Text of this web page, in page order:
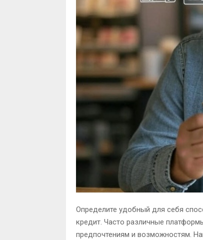
Определите удобный для себя
кредит. Часто различные
предпочтениям и возможностям.